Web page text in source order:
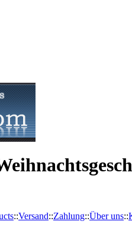
::Versand::Zahlung::Über uns::